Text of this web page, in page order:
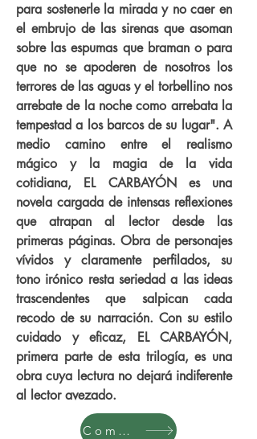
para sostenerle la mirada y no caer en
el embrujo de las sirenas que asoman
sobre las espumas que braman o para
que no se apoderen de nosotros los
terrores de las aguas y el torbellino nos
arrebate de la noche como arrebata la
tempestad a los barcos de su lugar". A
medio camino entre el realismo
mágico y la magia de la vida
cotidiana, EL CARBAYÓN es una
novela cargada de intensas reflexiones
que atrapan al lector desde las
primeras páginas. Obra de personajes
vívidos y claramente perfilados, su
tono irónico resta seriedad a las ideas
trascendentes que salpican cada
recodo de su narración. Con su estilo
cuidado y eficaz, EL CARBAYÓN,
primera parte de esta trilogía, es una
obra cuya lectura no dejará indiferente
al lector avezado.
Comprar